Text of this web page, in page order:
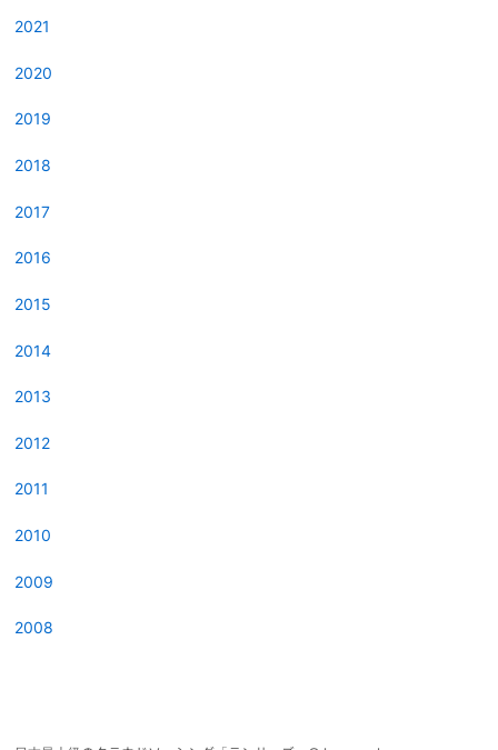
2021
2020
2019
2018
2017
2016
2015
2014
2013
2012
2011
2010
2009
2008